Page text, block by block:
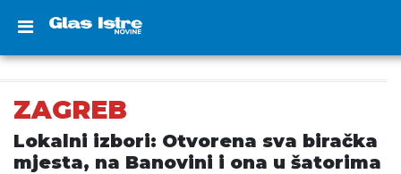
ZAGREB
Lokalni izbori: Otvorena sva biračka
mjesta, na Banovini i ona u šatorima